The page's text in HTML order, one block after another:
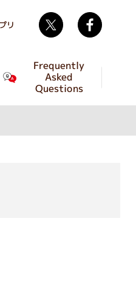
Frequently
Asked
Questions
リ Twitter